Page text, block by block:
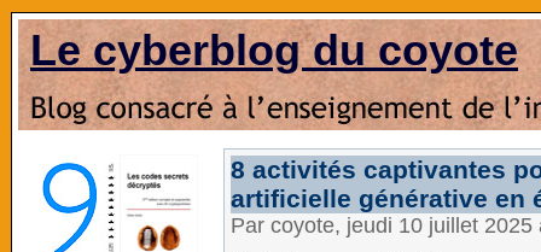
Le cyberblog du coyote
8 activités captivantes
artificielle générative en
Par coyote, jeudi 10 juillet